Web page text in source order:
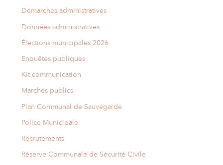
Démarches administratives
Données administratives
Élections municipales 2026
Enquêtes publiques
Kit communication
Marchés publics
Plan Communal de Sauvegarde
Police Municipale
Recrutements
Réserve Communale de Sécurité Civile